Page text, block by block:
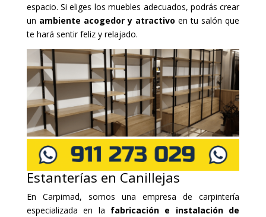
espacio. Si eliges los muebles adecuados, podrás crear
un ambiente acogedor y atractivo en tu salón que
te hará sentir feliz y relajado.
Estanterías en Canillejas
En Carpimad, somos una empresa de carpintería
especializada en la fabricación e instalación de